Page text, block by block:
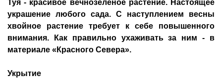
Туя - красивое вечнозеленое растение. Настоящее
украшение любого сада. С наступлением весны
хвойное растение требует к себе повышенного
внимания. Как правильно ухаживать за ним - в
материале «Красного Севера».
Укрытие